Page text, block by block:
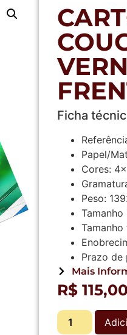
Ficha
Papel/
Cores:
Peso:
Tamanho
Prazo de
Mais
R$ 115,00